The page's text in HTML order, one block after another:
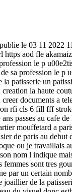
le 03 11 2022
aod fle
le p
sa profession le p
patisserie un
la haute
documents a
rfi cls 6 fill fff
passes au cafe de
mouffetard a
de paris au debut
ou je travaillais
nom l indique
sont tres
par un certain
de la